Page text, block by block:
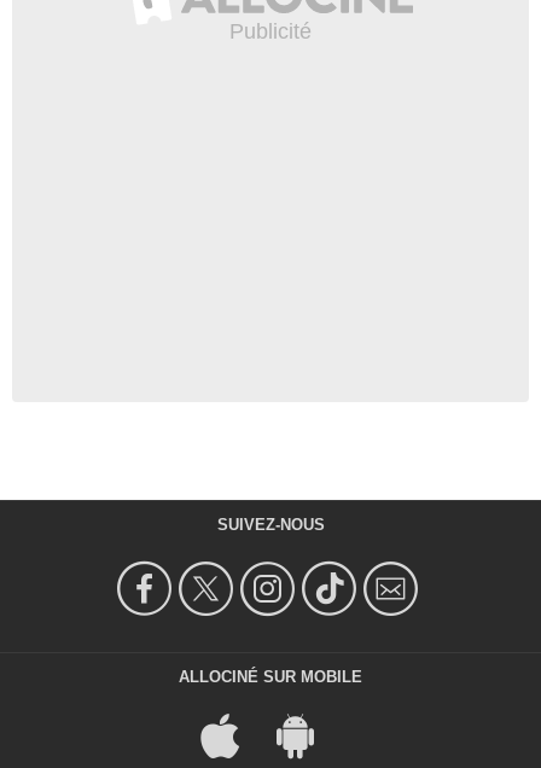
SUIVEZ-NOUS
ALLOCINÉ SUR MOBILE